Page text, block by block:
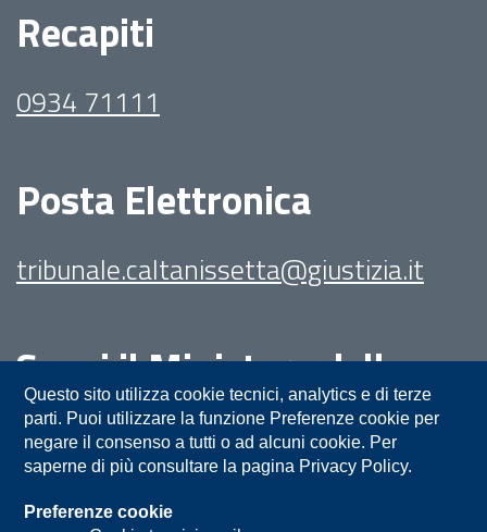
Recapiti
0934 71111
Posta Elettronica
tribunale.caltanissetta@giustizia.it
Segui il Ministero della
Giustizia su:
Questo sito utilizza cookie tecnici, analytics e di terze
parti. Puoi utilizzare la funzione Preferenze cookie per
negare il consenso a tutti o ad alcuni cookie. Per
saperne di più consultare la pagina Privacy Policy.
Preferenze cookie